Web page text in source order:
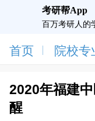
考研帮App
百万考研人的
首页 院校专
2020年福建
醒